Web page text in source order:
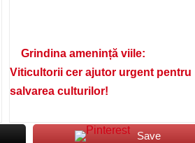
Grindina amenință viile:
Viticultorii cer ajutor urgent pentru
salvarea culturilor!
Save